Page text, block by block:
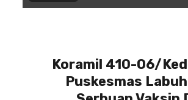
Koramil 410-06/
Puskesmas